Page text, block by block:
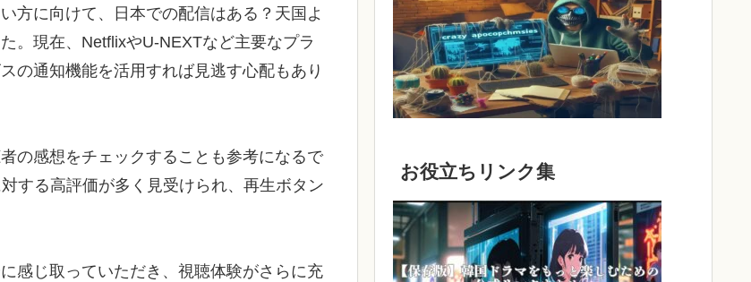
方に向けて、日本での配信はある？天国よ
。現在、NetflixやU-NEXTなど主要なプラ
の通知機能を活用すれば見逃す心配もあり
の感想をチェックすることも参考になるで
する高評価が多く見受けられ、再生ボタン
感じ取っていただき、視聴体験がさらに充
お役立ちリンク集